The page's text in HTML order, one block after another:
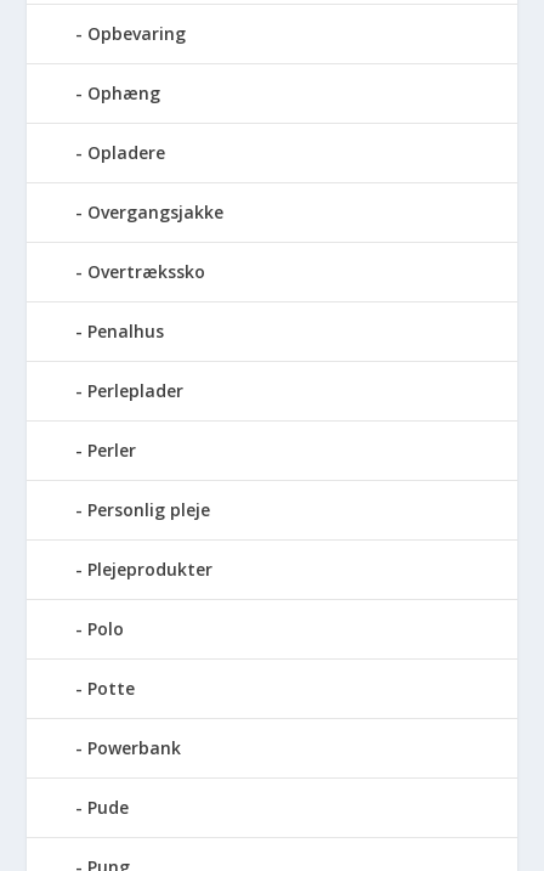
Opbevaring
Ophæng
Opladere
Overgangsjakke
Overtrækssko
Penalhus
Perleplader
Perler
Personlig pleje
Plejeprodukter
Polo
Potte
Powerbank
Pude